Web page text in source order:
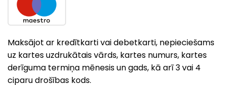
Maksājot ar kredītkarti vai debetkarti, nepieciešams
uz kartes uzdrukātais vārds, kartes numurs, kartes
derīguma termiņa mēnesis un gads, kā arī 3 vai 4
ciparu drošības kods.